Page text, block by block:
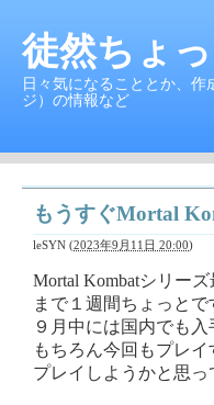
徒然ちょ
日々気になることとか、
ジ）の情報など
もうすぐMortal
leSYN (2023年9月11日 20:00)
Mortal Kombatシリー
まで１週間ちょっとで
９月中には国内でも入
もちろん今回もプレ
プレイしようかと思っ